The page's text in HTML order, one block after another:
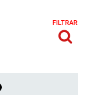
FILTRAR